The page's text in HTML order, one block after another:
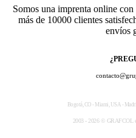
Somos una imprenta online
más de 10000 clientes
envíos
Bogotá, CO - Miami, USA -
2003 - 2026 © GRAFCOL